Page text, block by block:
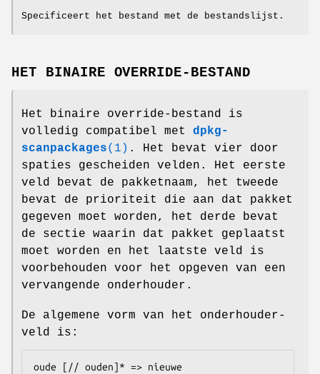
Specificeert het bestand met de bestandslijst.
HET BINAIRE OVERRIDE-BESTAND
Het binaire override-bestand is
volledig compatibel met dpkg-
scanpackages(1) . Het bevat vier door
spaties gescheiden velden. Het eerste
veld bevat de pakketnaam, het tweede
bevat de prioriteit die aan dat pakket
gegeven moet worden, het derde bevat
de sectie waarin dat pakket geplaatst
moet worden en het laatste veld is
voorbehouden voor het opgeven van een
vervangende onderhouder.
De algemene vorm van het onderhouder-
veld is:
oude [// ouden]* => nieuwe